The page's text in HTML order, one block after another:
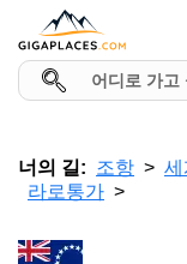
너의 길: 조항 세
라로통가